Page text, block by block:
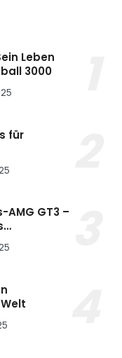
Leben
3000
für
AMG GT3 –